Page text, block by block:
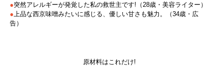
●突然アレルギーが発覚した私の救世主です!（28歳・美容ライター）
● 上品な西京味噌みたいに感じる、優しい甘さも魅力。（34歳・広
告）
原材料はこれだけ!